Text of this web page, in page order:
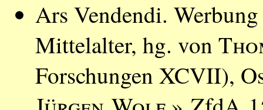
Ars Vendendi.
Mittelalter, hg. von
Forschungen XCVII),